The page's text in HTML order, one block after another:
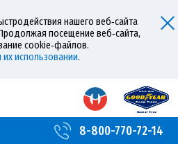
нашего веб‑сайта
посещение веб‑сайта,
cookie‑файлов.
использовании.
8-800-770-72-14